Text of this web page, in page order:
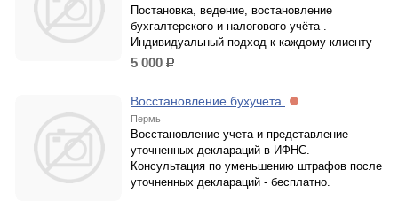
Постановка, ведение, востановление
бухгалтерского и налогового учёта .
Индивидуальный подход к каждому клиенту
5 000 р.
Восстановление бухучета
Пермь
Восстановление учета и представление
уточненных деклараций в ИФНС.
Консультация по уменьшению штрафов после
уточненных деклараций - бесплатно.